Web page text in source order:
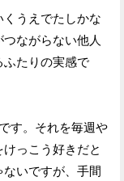
うえでたしかな
ながらない他人
ふたりの実感で
す。それを毎週や
っこう好きだと
いですが、手間